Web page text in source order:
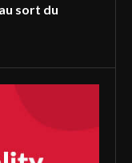
sort du